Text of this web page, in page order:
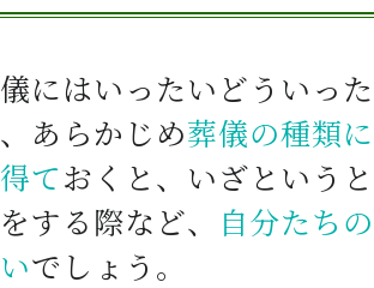
にはいったいどういっ
あらかじめ葬儀の種類
ておくと、いざという
する際など、
自分たち
でしょう。